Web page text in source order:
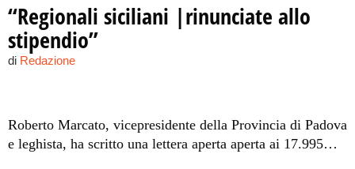
“Regionali siciliani |rinunciate allo
stipendio”
di Redazione
Roberto Marcato, vicepresidente della Provincia di Padova
e leghista, ha scritto una lettera aperta aperta ai 17.995